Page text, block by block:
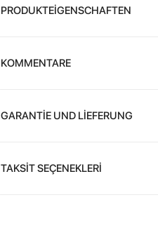
PRODUKTEİGENSCHAFTEN
KOMMENTARE
GARANTİE UND LİEFERUNG
TAKSİT SEÇENEKLERİ